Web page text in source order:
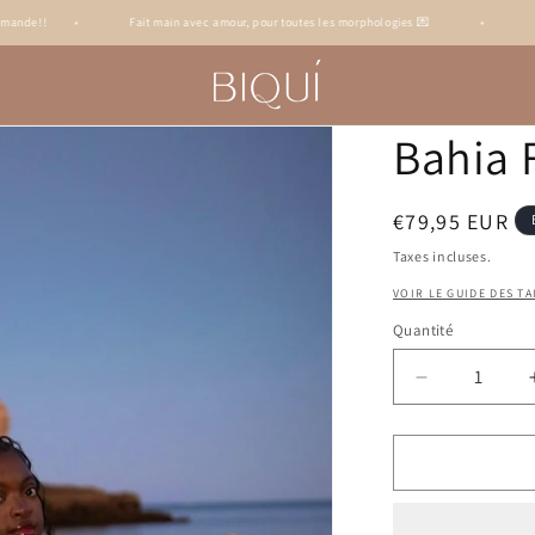
• Fait main avec amour, pour toutes les morphologies 💌
Bahia
Prix
habituel
€79,95 EUR
Taxes incluses.
VOIR LE GUIDE DES
Quantité
Réduire
la
quantité
Bahia